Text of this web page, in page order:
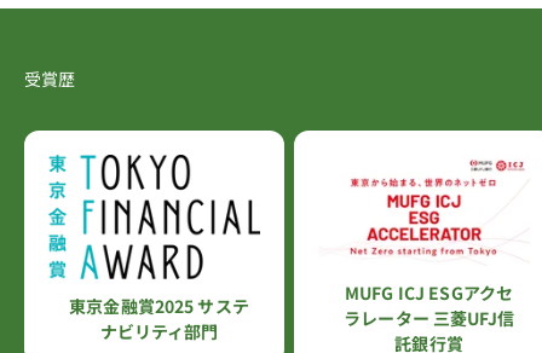
受賞歴
東京金融賞2025 サステ
ナビリティ部門
MUFG ICJ ESGアクセ
ラレーター 三菱UFJ信
託銀行賞